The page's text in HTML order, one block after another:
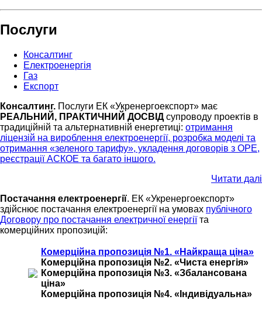
Послуги
Консалтинг
Електроенергія
Газ
Експорт
Консалтинг. Послуги ЕК «Укренергоекспорт» має
РЕАЛЬНИЙ, ПРАКТИЧНИЙ ДОСВІДсупроводу проектів в
традиційній та альтернативній енергетиці: отримання
ліцензій на вироблення електроенергії, розробка моделі та
отримання «зеленого тарифу», укладення договорів з ОРЕ,
реєстрації АСКОЕ та багато іншого.
Читати далі
Постачання електроенергії. ЕК «Укренергоекспорт»
здійснює постачання електроенергії на умовах публічного
Договору про постачання електричної енергіїта
комерційних пропозицій:
Комерційна пропозиція №1. «Найкраща ціна»
Комерційна пропозиція №2. «Чиста енергія»
Комерційна пропозиція №3. «Збалансована
ціна»
Комерційна пропозиція №4. «Індивідуальна»